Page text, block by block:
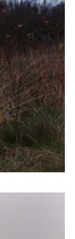
sitesi
posta
onay